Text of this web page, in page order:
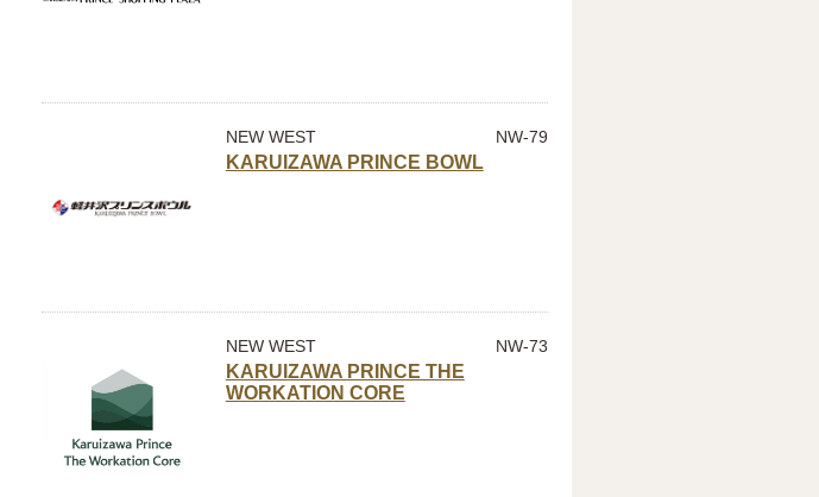
NEW WEST NW-79
KARUIZAWA PRINCE BOWL
NEW WEST NW-73
KARUIZAWA PRINCE THE
WORKATION CORE